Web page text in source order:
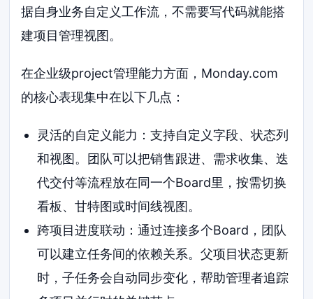
据自身业务自定义工作流，不需要写代码就能搭
建项目管理视图。
在企业级project管理能力方面，Monday.com
的核心表现集中在以下几点：
灵活的自定义能力：支持自定义字段、状态列
和视图。团队可以把销售跟进、需求收集、迭
代交付等流程放在同一个Board里，按需切换
看板、甘特图或时间线视图。
跨项目进度联动：通过连接多个Board，团队
可以建立任务间的依赖关系。父项目状态更新
时，子任务会自动同步变化，帮助管理者追踪